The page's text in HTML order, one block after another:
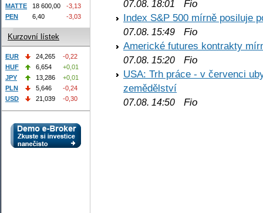
07.08. 18:01
Fio
Index S&P 500 mírně posiluje
07.08. 15:49 Fio
Americké futures kontrakty
07.08. 15:20 Fio
USA: Trh práce - v červenci
zemědělství
07.08. 14:50 Fio
MATTE
18 600,00
-3,13
PEN
6,40 -3,03
Kurzovní lístek
EUR 24,265
-0,22
HUF
6,654
+0,01
JPY
13,286
+0,01
PLN
5,646
-0,24
USD
21,039 -0,30